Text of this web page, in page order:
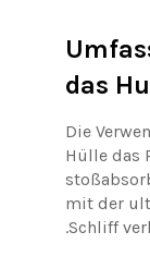
das
Die
Hülle das
mit der
Schliff